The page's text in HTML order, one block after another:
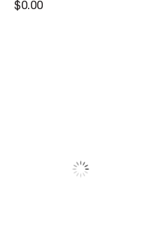
$0.00